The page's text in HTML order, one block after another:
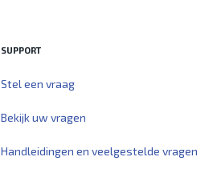
SUPPORT
Stel een vraag
Bekijk uw vragen
Handleidingen en veelgestelde vragen